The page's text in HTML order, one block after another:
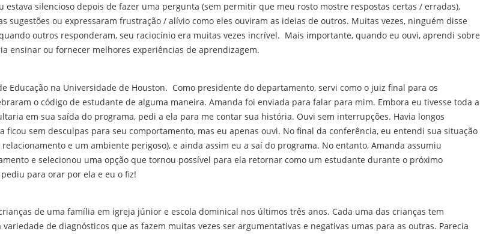
estava silencioso depois de fazer uma pergunta (sem permitir que meu rosto mostre respostas certas / erradas),
sugestões ou expressaram frustração / alívio como eles ouviram as ideias de outros. Muitas vezes, ninguém disse
outros responderam, seu raciocínio era muitas vezes incrível. Mais importante, quando eu ouvi, aprendi sobre
ensinar ou fornecer melhores experiências de aprendizagem.
Educação na Universidade de Houston. Como presidente do departamento, servi como o juiz final para os
o código de estudante de alguma maneira. Amanda foi enviada para falar para mim. Embora eu tivesse toda a
em sua saída do programa, pedi a ela para me contar sua história. Ouvi sem interrupções. Havia longos
ficou sem desculpas para seu comportamento, mas eu apenas ouvi. No final da conferência, eu entendi sua situação
e um ambiente perigoso), e ainda assim eu a saí do programa. No entanto, Amanda assumiu
e selecionou uma opção que tornou possível para ela retornar como um estudante durante o próximo
para orar por ela e eu o fiz!
de uma família em igreja júnior e escola dominical nos últimos três anos. Cada uma das crianças tem
variedade de diagnósticos que as fazem muitas vezes ser argumentativas e negativas umas para as outras. Parecia